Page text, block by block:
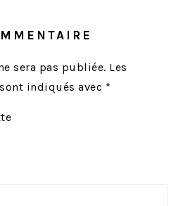
sera pas publiée. Les
indiqués avec *